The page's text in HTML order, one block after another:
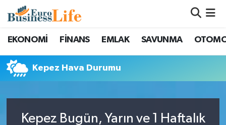
EKONOMİ FİNANS EMLAK SAVUNMA
Kepez Hava Durumu
Kepez Bugün, Yarın ve 1 Haftalık
Nöbetçi Eczaneler
Hava Durumu
Trafik Durumu